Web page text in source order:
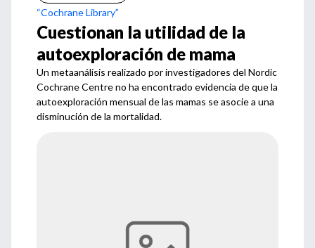
“Cochrane Library”
Cuestionan la utilidad de la
autoexploración de mama
Un metaanálisis realizado por investigadores del Nordic
Cochrane Centre no ha encontrado evidencia de que la
autoexploración mensual de las mamas se asocie a una
disminución de la mortalidad.